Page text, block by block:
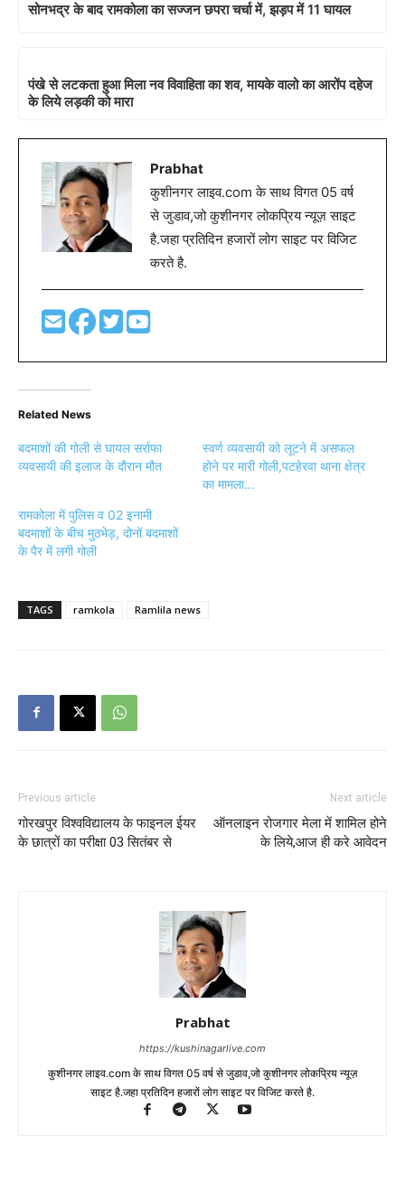
सोनभद्र के बाद रामकोला का सज्जन छपरा चर्चा में, झड़प में 11 घायल
पंखे से लटकता हुआ मिला नव विवाहिता का शव, मायके वालो का आरोंप दहेज
के लिये लड़की को मारा
Prabhat
कुशीनगर लाइव.com के साथ विगत 05 वर्ष
से जुडाव,जो कुशीनगर लोकप्रिय न्यूज़ साइट
है.जहा प्रतिदिन हजारों लोग साइट पर विजिट
करते है.
Related News
बदमाशों की गोली से घायल सर्राफा
व्यवसायी की इलाज के दौरान मौत
स्वर्ण व्यवसायी को लूटने में असफल
होने पर मारी गोली,पटहेरवा थाना क्षेत्र
का मामला…
रामकोला में पुलिस व 02 इनामी
बदमाशों के बीच मुठभेड़, दोनों बदमाशों
के पैर में लगी गोली
TAGS ramkola Ramlila news
Previous article
गोरखपुर विश्वविद्यालय के फाइनल ईयर
के छात्रों का परीक्षा 03 सितंबर से
Next article
ऑनलाइन रोजगार मेला में शामिल होने
के लिये,आज ही करे आवेदन
Prabhat
https://kushinagarlive.com
कुशीनगर लाइव.com के साथ विगत 05 वर्ष से जुडाव,जो कुशीनगर लोकप्रिय न्यूज़
साइट है.जहा प्रतिदिन हजारों लोग साइट पर विजिट करते है.